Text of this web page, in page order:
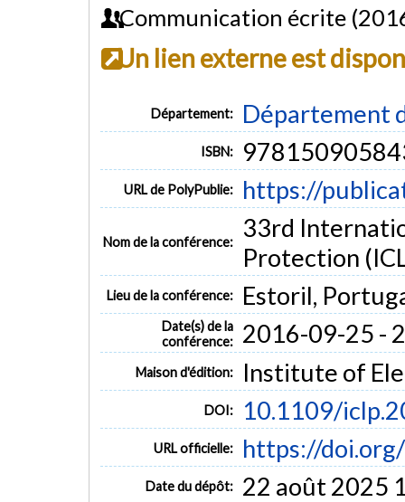
Communication écrite
Un lien externe est
Département: Département
ISBN:
URL de PolyPublie: https://
Nom de la conférence:
33rd
Protection
Lieu de la conférence: Estoril,
Date(s) de la
conférence:
2016-09-25 -
Maison d'édition: Institute of
DOI: 10.1109/
URL officielle: https://
Date du dépôt: 22 août 2025